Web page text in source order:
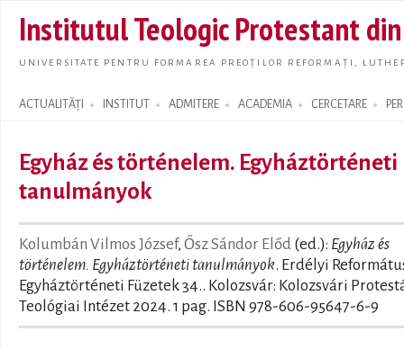
main
Institutul Teologic Protestant
UNIVERSITATE PENTRU FORMAREA PREOȚILOR REFORMAȚI,
ACTUALITĂȚI INSTITUT ADMITERE ACADEMIA CERCETARE
Search form
Egyház és történelem. Egyháztörténeti
tanulmányok
Kolumbán Vilmos József, Ősz Sándor Előd (ed.): Egyház és
történelem. Egyháztörténeti tanulmányok. Erdélyi
Egyháztörténeti Füzetek 34.. Kolozsvár: Kolozsvári
Teológiai Intézet 2024. 1 pag. ISBN 978-606-95647-6-9